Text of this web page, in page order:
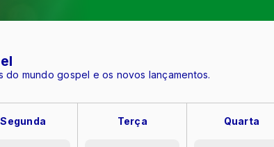
do mundo gospel e os novos lançamentos.
Segunda Terça Quarta